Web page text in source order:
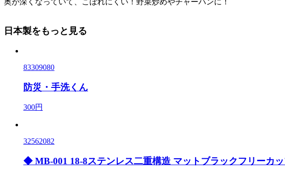
日本製をもっと見る
83309080
防災・手洗くん
300円
32562082
◆ MB-001 18-8ステンレス二重構造 マットブラックフリーカ